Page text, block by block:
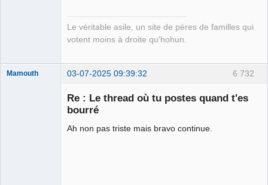
Le véritable asile, un site de pères de familles qui
votent moins à droite qu'hohun.
6 732
Mamouth 03-07-2025 09:39:32
Re : Le thread où tu postes quand t'es
bourré
Ah non pas triste mais bravo continue.